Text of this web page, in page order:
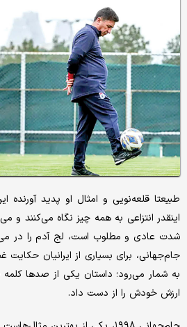
طبیعتا قلعه‌نویی و امثال او پدید آورنده
اینقدر انتزاعی به همه چیز نگاه می‌کنند و
شدت عادی و مطلوب است، لج آدم را در
جام‌جهانی، برای بسیاری از ایرانیان حکایت
به شمار می‌رود؛ داستان یکی از صدها
ارزش خودش را از دست داد.